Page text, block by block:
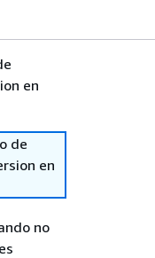
en
de
en
no